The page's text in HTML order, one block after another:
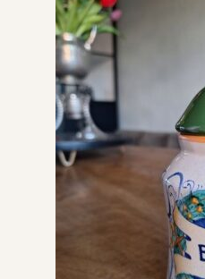
Vintage boeken en strips